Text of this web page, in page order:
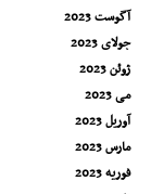
آگوست 2023
جولای 2023
ژوئن 2023
می 2023
آوریل 2023
مارس 2023
فوریه 2023